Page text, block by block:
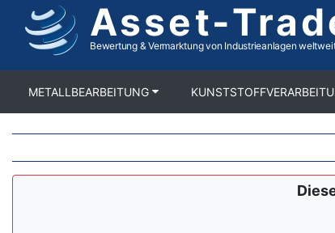
Asset-
Bewertung & Vermarktung von Industrieanlagen
METALLBEARBEITUNG